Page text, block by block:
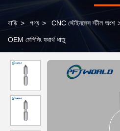
বাড়ি > পণ্য > CNC স্টেইনলেস স্টীল অংশ
OEM মেশিনিং যথার্থ ধাতু